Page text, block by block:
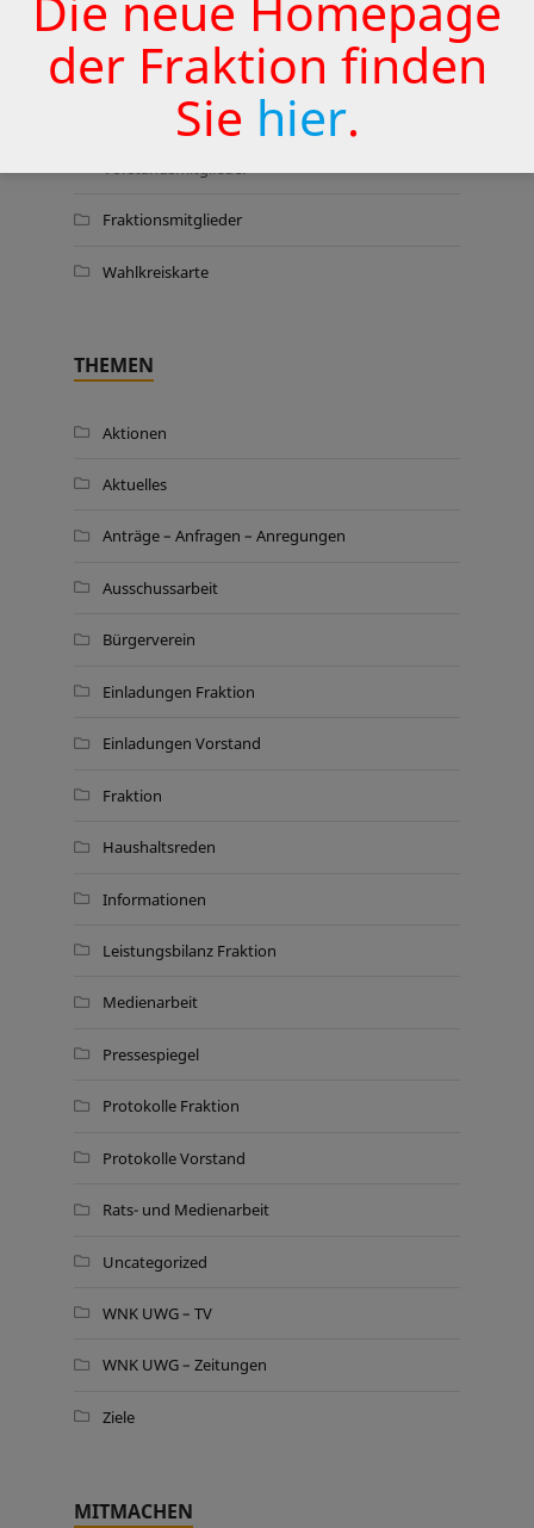
WER WIR SIND …
Vorstandsmitglieder
Fraktionsmitglieder
Wahlkreiskarte
THEMEN
Aktionen
Aktuelles
Anträge – Anfragen – Anregungen
Ausschussarbeit
Bürgerverein
Einladungen Fraktion
Einladungen Vorstand
Fraktion
Haushaltsreden
Informationen
Leistungsbilanz Fraktion
Medienarbeit
Pressespiegel
Protokolle Fraktion
Protokolle Vorstand
Rats- und Medienarbeit
Uncategorized
WNK UWG – TV
WNK UWG – Zeitungen
Ziele
MITMACHEN
der Fraktion finden
Sie hier.